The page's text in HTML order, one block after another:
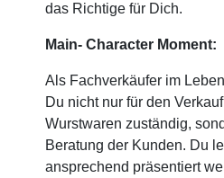
das Richtige für Dich.
Main- Character Moment:
Als Fachverkäufer im
Du nicht nur für den
Wurstwaren zuständig,
Beratung der Kunden. Du
ansprechend präsentiert